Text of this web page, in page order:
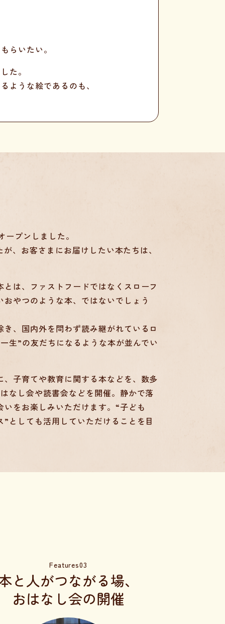
らいたい。
た。
ような絵であるのも、
プンしました。
、お客さまにお届けしたい本たちは、
は、ファストフードではなくスローフ
やつのような本、ではないでしょう
、国内外を問わず読み継がれているロ
生”の友だちになるような本が並んでい
子育てや教育に関する本などを、数多
なし会や読書会などを開催。静かで落
をお楽しみいただけます。“子ども
としても活用していただけることを目
Features03
と人がつながる場、
おはなし会の開催